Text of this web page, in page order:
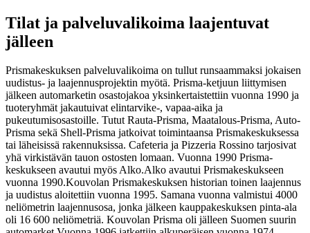
Tilat ja palveluvalikoima laajentuvat
jälleen
Prismakeskuksen palveluvalikoima on tullut runsaammaksi jokaisen
uudistus- ja laajennusprojektin myötä. Prisma-ketjuun liittymisen
jälkeen automarketin osastojakoa yksinkertaistettiin vuonna 1990 ja
tuoteryhmät jakautuivat elintarvike-, vapaa-aika ja
pukeutumisosastoille. Tutut Rauta-Prisma, Maatalous-Prisma, Auto-
Prisma sekä Shell-Prisma jatkoivat toimintaansa Prismakeskuksessa
tai läheisissä rakennuksissa. Cafeteria ja Pizzeria Rossino tarjosivat
yhä virkistävän tauon ostosten lomaan. Vuonna 1990 Prisma-
keskukseen avautui myös Alko.Alko avautui Prismakeskukseen
vuonna 1990.Kouvolan Prismakeskuksen historian toinen laajennus
ja uudistus aloitettiin vuonna 1995. Samana vuonna valmistui 4000
neliömetrin laajennusosa, jonka jälkeen kauppakeskuksen pinta-ala
oli 16 600 neliömetriä. Kouvolan Prisma oli jälleen Suomen suurin